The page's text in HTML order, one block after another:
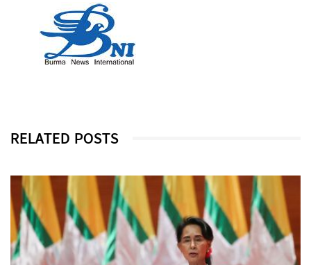
RELATED POSTS